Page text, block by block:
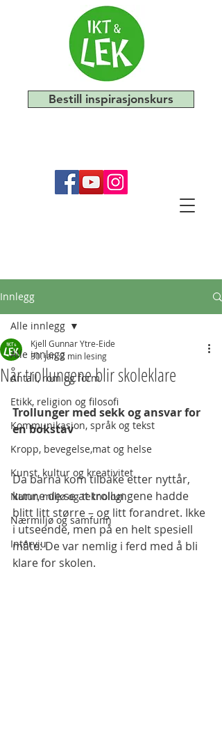
Bestill inspirasjonskurs
Innlegg
Alle innlegg
Antall, rom og form
Etikk, religion og filosofi
Kommunikasjon, språk og tekst
Kropp, bevegelse,mat og helse
Kunst, kultur og kreativitet
Natur, miljø og teknologi
Nærmiljø og samfunn
Intervju
Alle innlegg
Når trollungene blir skoleklare
Kjell Gunnar Ytre-Eide
30. jan.2 min lesing
Trollunger med sekk og ansvar for
en bokstav
Da barna kom tilbake etter nyttår,
kunne de se at trollungene hadde
blitt litt større – og litt forandret. Ikke
i utseende, men på en helt spesiell
måte: De var nemlig i ferd med å bli
klare for skolen.